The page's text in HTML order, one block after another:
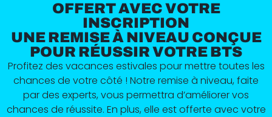
OFFERT AVEC VOTRE
INSCRIPTION
UNE REMISE À NIVEAU CONÇUE
POUR RÉUSSIR VOTRE BTS
Profitez des vacances estivales pour mettre toutes les
chances de votre côté ! Notre remise à niveau, faite
par des experts, vous permettra d’améliorer vos
chances de réussite. En plus, elle est offerte avec votre